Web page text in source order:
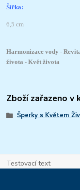
Šířka:
6,5 cm
Harmonizace vody -
života - Květ života
Zboží zařazeno v
Šperky s Květem
Testovací text